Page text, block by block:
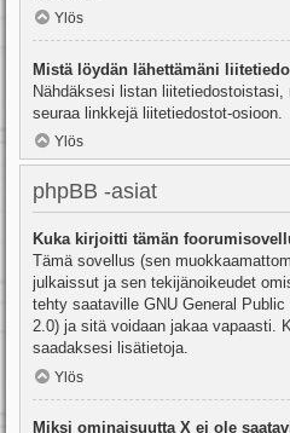
Ylös
Mistä löydän lähettämäni
Nähdäksesi listan
seuraa linkkejä liitetiedostot-osioon.
Ylös
phpBB -asiat
Kuka kirjoitti tämän
Tämä sovellus (sen
julkaissut ja sen tekijänoikeudet
tehty saataville GNU General
2.0) ja sitä voidaan jakaa vapaasti.
saadaksesi lisätietoja.
Ylös
Miksi ominaisuutta X ei ole